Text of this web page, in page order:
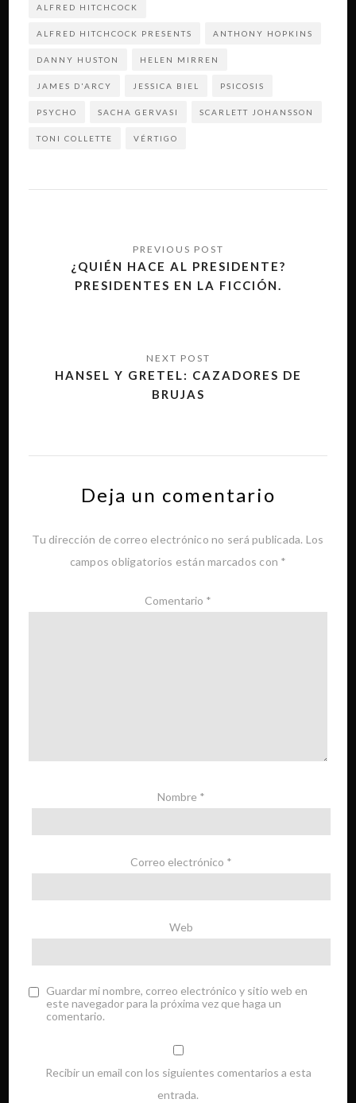
ALFRED HITCHCOCK
ALFRED HITCHCOCK PRESENTS ANTHONY HOPKINS
DANNY HUSTON HELEN MIRREN
JAMES D'ARCY JESSICA BIEL PSICOSIS
PSYCHO SACHA GERVASI SCARLETT JOHANSSON
TONI COLLETTE VÉRTIGO
entradas
¿QUIÉN HACE AL PRESIDENTE?
PRESIDENTES EN LA FICCIÓN.
HANSEL Y GRETEL: CAZADORES DE
BRUJAS
Deja un comentario
Tu dirección de correo electrónico no será publicada. Los
campos obligatorios están marcados con *
Comentario *
Nombre *
Correo electrónico *
Web
Guardar mi nombre, correo electrónico y sitio web en
este navegador para la próxima vez que haga un
comentario.
Recibir un email con los siguientes comentarios a esta
entrada.